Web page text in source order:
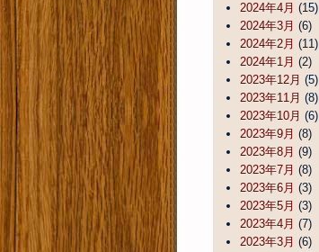
2024年4月 (15)
2024年3月 (6)
2024年2月 (11)
2024年1月 (2)
2023年12月 (5)
2023年11月 (8)
2023年10月 (6)
2023年9月 (8)
2023年8月 (9)
2023年7月 (8)
2023年6月 (3)
2023年5月 (3)
2023年4月 (7)
2023年3月 (6)